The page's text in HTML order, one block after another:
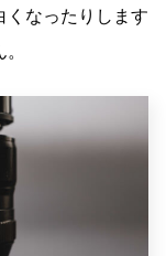
くなったりします